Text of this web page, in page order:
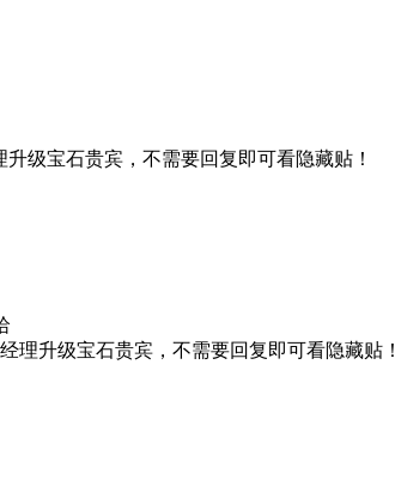
级宝石贵宾，不需要回复即可看隐藏贴！
理升级宝石贵宾，不需要回复即可看隐藏贴！